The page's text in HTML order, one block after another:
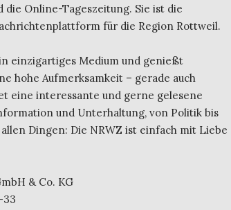
die Online-Tageszeitung. Sie ist die
für die Region Rottweil.
einzigartiges Medium und genießt
hohe Aufmerksamkeit – gerade auch
eine interessante und gerne gelesene
und Unterhaltung, von Politik bis
Dingen: Die NRWZ ist einfach mit Liebe
& Co. KG
33